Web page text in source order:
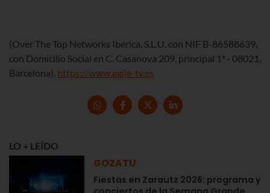
(Over The Top Networks Ibérica, S.L.U. con NIF B-86588639,
con Domicilio Social en C. Casanova 209, principal 1ª - 08021,
Barcelona). https://www.agile-tv.es
LO + LEÍDO
GOZATU
Fiestas en Zarautz 2026: programa y